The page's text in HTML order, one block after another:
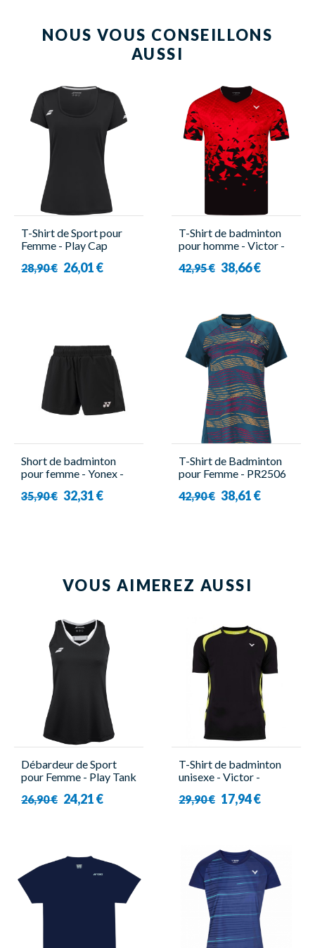
NOUS VOUS CONSEILLONS
AUSSI
T-Shirt de Sport pour
Femme - Play Cap
Babolat
28,90 € 26,01 €
T-Shirt de badminton
pour homme - Victor -
42,95 € 38,66 €
Short de badminton
pour femme - Yonex -
35,90 € 32,31 €
T-Shirt de Badminton
pour Femme - PR2506
42,90 € 38,61 €
VOUS AIMEREZ AUSSI
Débardeur de Sport
pour Femme - Play Tank
26,90 € 24,21 €
T-Shirt de badminton
unisexe - Victor -
29,90 € 17,94 €